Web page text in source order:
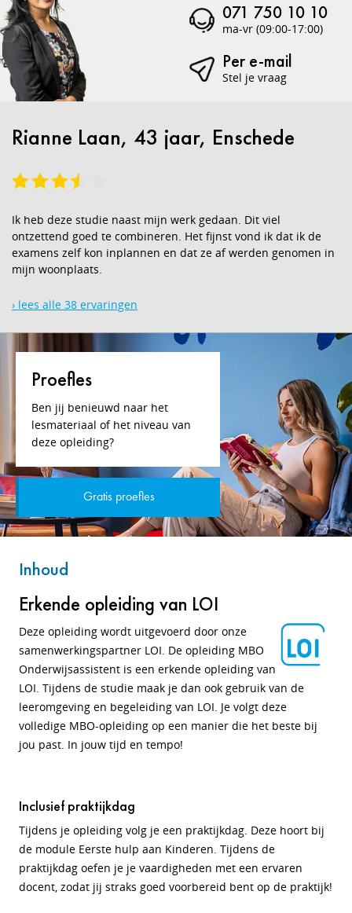
071 750 10 10
ma-vr (09:00-17:00)
Per e-mail
Stel je vraag
Rianne Laan, 43 jaar, Enschede
Ik heb deze studie naast mijn werk gedaan. Dit viel
ontzettend goed te combineren. Het fijnst vond ik dat ik de
examens zelf kon inplannen en dat ze af werden genomen in
mijn woonplaats.
› lees alle 38 ervaringen
Proefles
Ben jij benieuwd naar het
lesmateriaal of het niveau van
deze opleiding?
Gratis proefles
Inhoud
Erkende opleiding van LOI
Deze opleiding wordt uitgevoerd door onze
samenwerkingspartner LOI. De opleiding MBO
Onderwijsassistent is een erkende opleiding van
LOI. Tijdens de studie maak je dan ook gebruik van de
leeromgeving en begeleiding van LOI. Je volgt deze
volledige MBO-opleiding op een manier die het beste bij
jou past. In jouw tijd en tempo!
Inclusief praktijkdag
Tijdens je opleiding volg je een praktijkdag. Deze hoort bij
de module Eerste hulp aan Kinderen. Tijdens de
praktijkdag oefen je je vaardigheden met een ervaren
docent, zodat jij straks goed voorbereid bent op de praktijk!